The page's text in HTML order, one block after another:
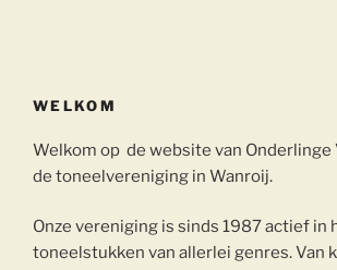
WELKOM
Welkom op de website van Onderlinge
de toneelvereniging in Wanroij.
Onze vereniging is sinds 1987 actief in
toneelstukken van allerlei genres. Van